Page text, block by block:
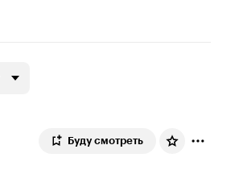
Буду смотреть